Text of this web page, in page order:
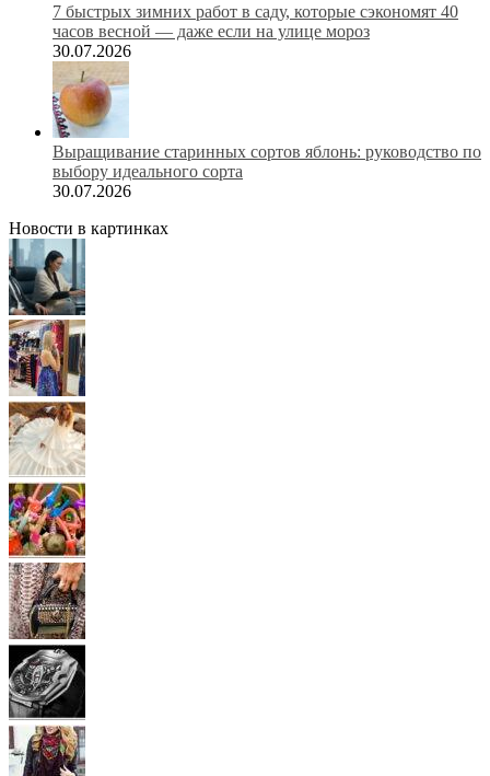
7 быстрых зимних работ в саду, которые сэкономят 40
часов весной — даже если на улице мороз
30.07.2026
Выращивание старинных сортов яблонь: руководство по
выбору идеального сорта
30.07.2026
Новости в картинках